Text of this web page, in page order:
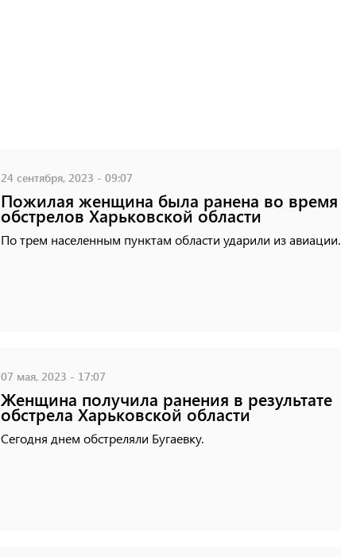
24 сентября, 2023 - 09:07
Пожилая женщина была ранена во время
обстрелов Харьковской области
По трем населенным пунктам области ударили из авиации.
07 мая, 2023 - 17:07
Женщина получила ранения в результате
обстрела Харьковской области
Сегодня днем обстреляли Бугаевку.